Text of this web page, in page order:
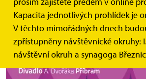
Kapacita jednotlivých prohlídek je
V těchto mimořádných dnech
zpřístupněny návštěvnické okruhy:
návštěvní okruh a synagoga
nádvoří zámku